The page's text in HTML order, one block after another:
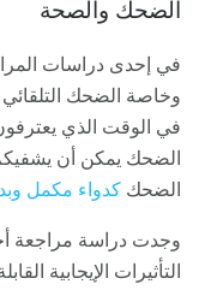
الضحك والصحة
في إحدى دراسات
وخاصة الضحك التلقائي
في الوقت الذي
الضحك يمكن أن يشفيكم
الضحك كدواء مكمل
وجدت دراسة مراجعة
التأثيرات الإيجابية